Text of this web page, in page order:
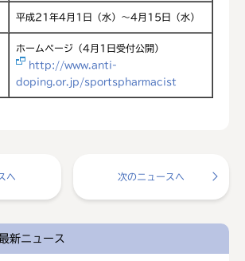
平成21年4月1日（水）～4月15日（水）
ホームページ（4月1日受付公開）
http://www.anti-
doping.or.jp/sportspharmacist
へ 次のニュースへ
新ニュース